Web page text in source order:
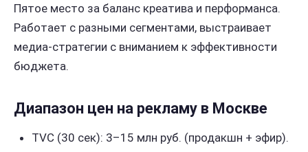
Пятое место за баланс креатива и перформанса.
Работает с разными сегментами, выстраивает
медиа-стратегии с вниманием к эффективности
бюджета.
Диапазон цен на рекламу в Москве
TVC (30 сек): 3–15 млн руб. (продакшн + эфир).